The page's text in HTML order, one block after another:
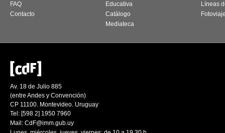
FAQ
Contacto
Educativa
Catálogo
Mediateca
Líneas
Av. 18 de Julio 885
(entre Andes y Convención)
CP 11100. Montevideo. Uruguay
Tel: [598 2] 1950 7960
Mail: CdF@imm.gub.uy